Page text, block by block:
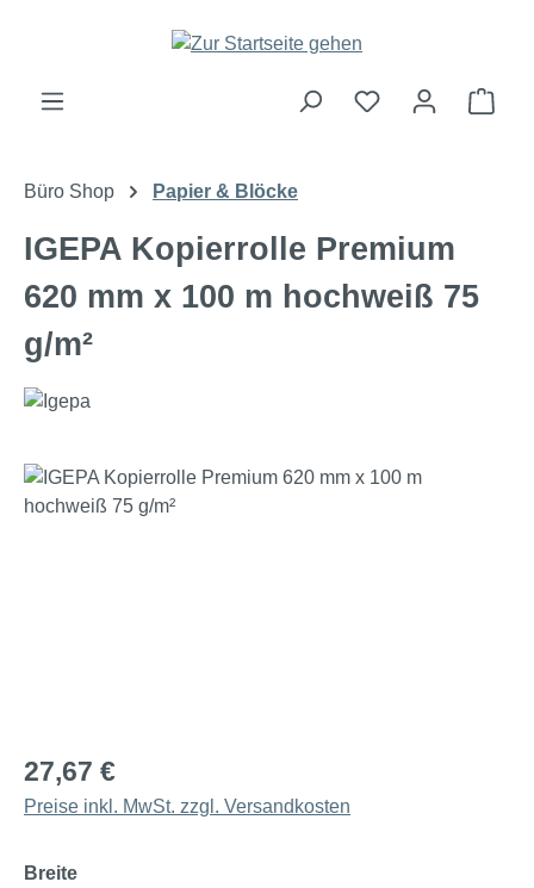
Zum Hauptinhalt springen
Büro Shop Papier & Blöcke
IGEPA Kopierrolle Premium
620 mm x 100 m hochweiß 75
g/m²
Bildergalerie überspringen
27,67 €
Preise inkl. MwSt. zzgl. Versandkosten
Breiteauswählen